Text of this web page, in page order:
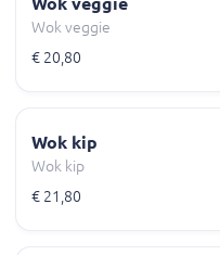
Wok veggie
€ 20,80
Wok kip
Wok kip
€ 21,80